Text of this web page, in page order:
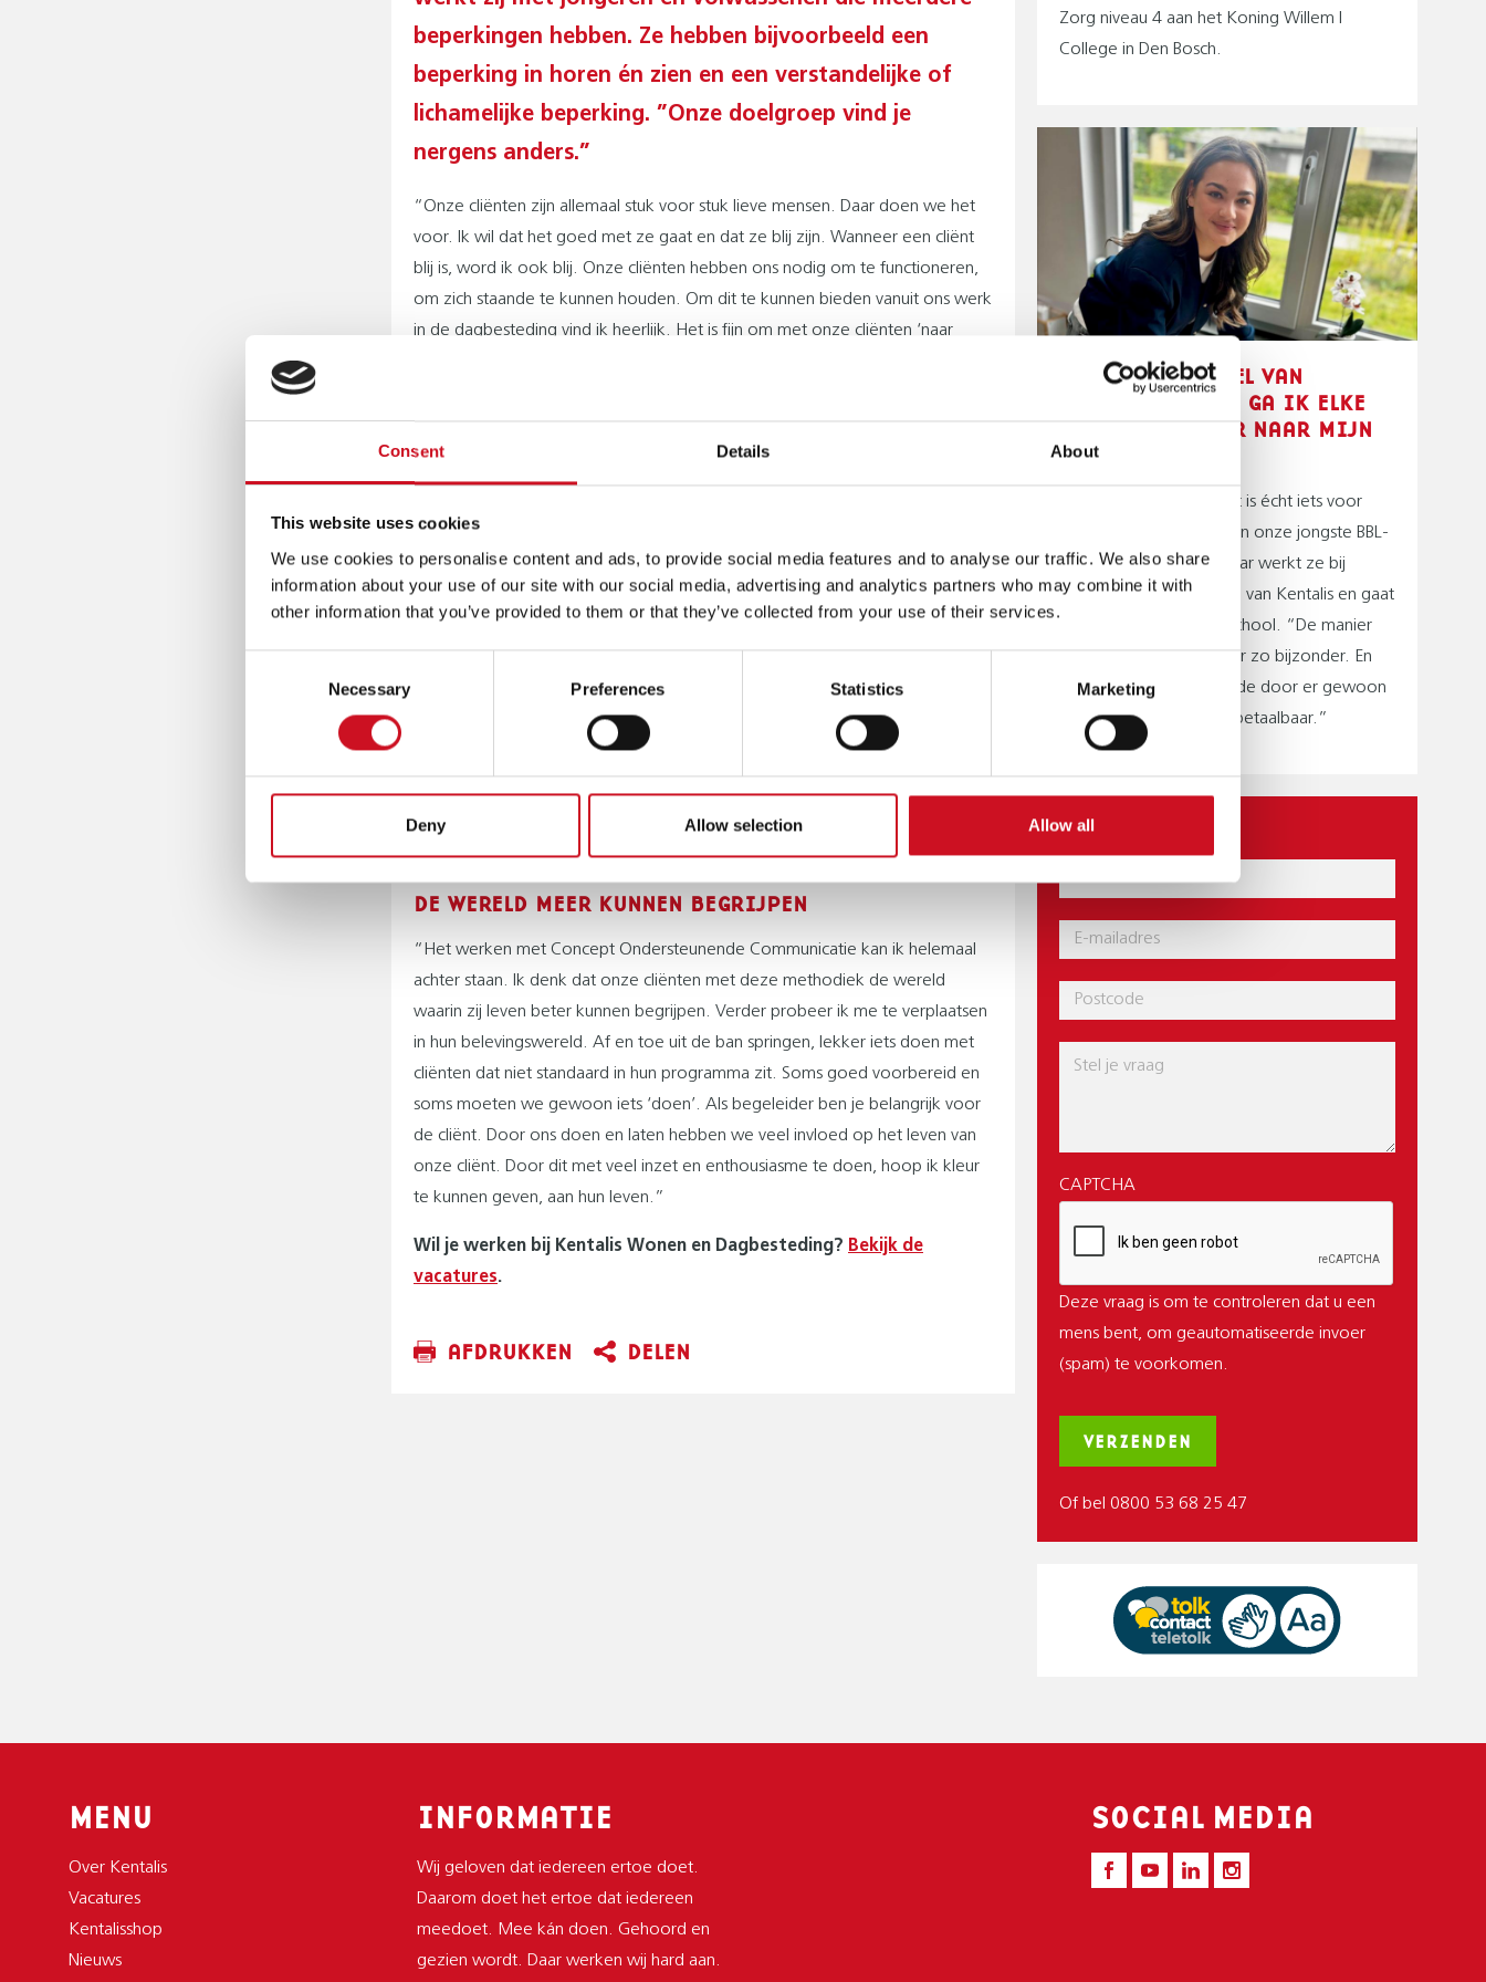
Consent Details About
This website uses cookies
We use cookies to personalise content and ads, to provide social media features and to analyse our traffic. We also share
information about your use of our site with our social media, advertising and analytics partners who may combine it with
other information that you’ve provided to them or that they’ve collected from your use of their services.
Necessary Preferences Statistics Marketing
Deny Allow selection Allow all
beperkingen hebben. Ze hebben bijvoorbeeld een
beperking in horen én zien en een verstandelijke of
lichamelijke beperking. ”Onze doelgroep vind je
nergens anders.”
“Onze cliënten zijn allemaal stuk voor stuk lieve mensen. Daar doen we het
voor. Ik wil dat het goed met ze gaat en dat ze blij zijn. Wanneer een cliënt
blij is, word ik ook blij. Onze cliënten hebben ons nodig om te functioneren,
om zich staande te kunnen houden. Om dit te kunnen bieden vanuit ons werk
in de dagbesteding vind ik heerlijk. Het is fijn om met onze cliënten ‘naar
passen we aan voor die ene cliënt. Soms kan dit met een simpele oplossing,
soms moeten we hiervoor iets groters maken. Tof is het als een cliënt door
een door ons bedachte oplossing, toch iets kan. Of van een nood een deugd
te maken: klusjes die gedaan moeten worden zo aanpassen en duidelijk
maken dat onze cliënten het kunnen doen.”
EEN FIJN TEAM MET LIEVE COLLEGA'S
samen te praten, brainstormen en werken naar een doel. Het maakt me trots
kunnen en hun dag een goede invulling heeft. Daarbij heb ik een heel fijn
team met lieve en fijne collega’s, waarin we de zorg samen dragen. Ook in
moeilijke tijden.”
DE WERELD MEER KUNNEN BEGRIJPEN
“Het werken met Concept Ondersteunende Communicatie kan ik helemaal
achter staan. Ik denk dat onze cliënten met deze methodiek de wereld
waarin zij leven beter kunnen begrijpen. Verder probeer ik me te verplaatsen
in hun belevingswereld. Af en toe uit de ban springen, lekker iets doen met
cliënten dat niet standaard in hun programma zit. Soms goed voorbereid en
soms moeten we gewoon iets ‘doen’. Als begeleider ben je belangrijk voor
de cliënt. Door ons doen en laten hebben we veel invloed op het leven van
onze cliënt. Door dit met veel inzet en enthousiasme te doen, hoop ik kleur
te kunnen geven, aan hun leven.”
Wil je werken bij Kentalis Wonen en Dagbesteding? Bekijk de
vacatures.
AFDRUKKEN DELEN
Zorg niveau 4 aan het Koning Willem I
College in Den Bosch.
‘DOOR HET GEVOEL VAN
SAAMHORIGHEID GA IK ELKE
DAG MET PLEZIER NAAR MIJN
WERK’
Leren door te doen: dat is écht iets voor
Maud Staps (19). Een van onze jongste BBL-
leerlingen. Sinds twee jaar werkt ze bij
wonen en dagbesteding van Kentalis en gaat
ze op woensdag naar school. “De manier
van communiceren is hier zo bijzonder. En
soms ben je al van waarde door er gewoon
te zijn. Dat gevoel is onbetaalbaar.”
CONTACT
Postcode
Bericht
CAPTCHA
Deze vraag is om te controleren dat u een
mens bent, om geautomatiseerde invoer
(spam) te voorkomen.
Of bel 0800 53 68 25 47
MENU
Over Kentalis
Vacatures
Kentalisshop
Nieuws
INFORMATIE
Wij geloven dat iedereen ertoe doet.
Daarom doet het ertoe dat iedereen
meedoet. Mee kán doen. Gehoord en
gezien wordt. Daar werken wij hard aan.
SOCIAL MEDIA